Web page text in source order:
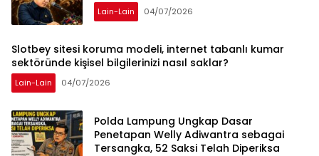
Bukan Tekanan Opini
Lain-Lain 04/07/2026
Slotbey sitesi koruma modeli, internet tabanlı kumar
sektöründe kişisel bilgilerinizi nasıl saklar?
Lain-Lain 04/07/2026
Polda Lampung Ungkap Dasar
Penetapan Welly Adiwantra sebagai
Tersangka, 52 Saksi Telah Diperiksa